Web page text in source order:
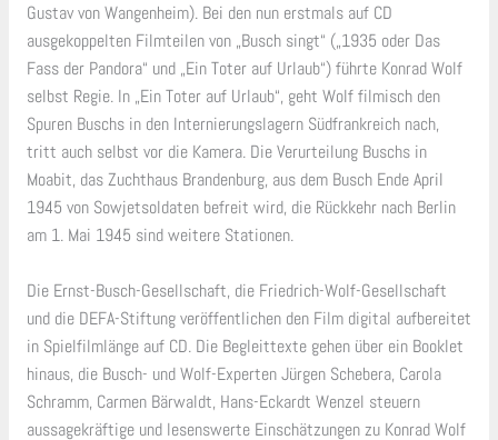
Gustav von Wangenheim). Bei den nun erstmals auf CD
ausgekoppelten Filmteilen von „Busch singt“ („1935 oder Das
Fass der Pandora“ und „Ein Toter auf Urlaub“) führte Konrad Wolf
selbst Regie. In „Ein Toter auf Urlaub“, geht Wolf filmisch den
Spuren Buschs in den Internierungslagern Südfrankreich nach,
tritt auch selbst vor die Kamera. Die Verurteilung Buschs in
Moabit, das Zuchthaus Brandenburg, aus dem Busch Ende April
1945 von Sowjetsoldaten befreit wird, die Rückkehr nach Berlin
am 1. Mai 1945 sind weitere Stationen.
Die Ernst-Busch-Gesellschaft, die Friedrich-Wolf-Gesellschaft
und die DEFA-Stiftung veröffentlichen den Film digital aufbereitet
in Spielfilmlänge auf CD. Die Begleittexte gehen über ein Booklet
hinaus, die Busch- und Wolf-Experten Jürgen Schebera, Carola
Schramm, Carmen Bärwaldt, Hans-Eckardt Wenzel steuern
aussagekräftige und lesenswerte Einschätzungen zu Konrad Wolf